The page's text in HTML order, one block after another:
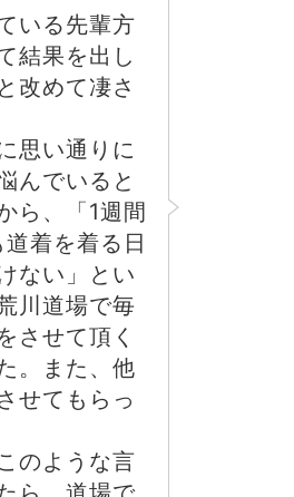
いる先輩方
結果を出し
改めて凄さ
思い通りに
んでいると
ら、「1週間
着を着る日
ない」とい
川道場で毎
させて頂く
。また、他
せてもらっ
のような言